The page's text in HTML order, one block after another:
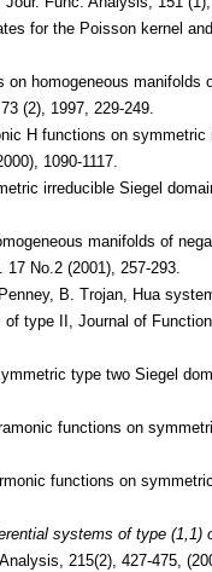
for the Poisson kernel
on homogeneous manifolds
(2), 1997, 229-249.
H functions on symmetric
1090-1117.
irreducible Siegel
manifolds of
No.2 (2001), 257-293.
B. Trojan, Hua
type II, Journal of
type two Siegel
functions on
functions on
systems of type (1,1)
215(2), 427-475,